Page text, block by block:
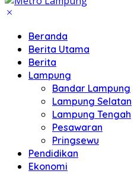
Beranda
Berita Utama
Berita
Lampung
Bandar Lampung
Lampung Selatan
Lampung Tengah
Pesawaran
Pringsewu
Pendidikan
Ekonomi